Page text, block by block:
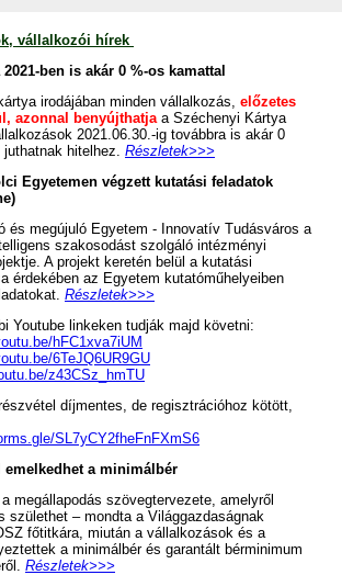
vállalkozói hírek
ben is akár 0 %-os kamattal
irodájában minden vállalkozás, előzetes
azonnal benyújthatja a Széchenyi Kártya
2021.06.30.-ig továbbra is akár 0
hitelhez. Részletek>>>
Egyetemen végzett kutatási feladatok
és megújuló Egyetem - Innovatív Tudásváros a
szakosodást szolgáló intézményi
A projekt keretén belül a kutatási
érdekében az Egyetem kutatóműhelyeiben
Részletek>>>
Youtube linkeken tudják majd követni:
hFC1xva7iUM
6TeJQ6UR9GU
z43CSz_hmTU
díjmentes, de regisztrációhoz kötött,
SL7yCY2fheFnFXmS6
emelkedhet a minimálbér
megállapodás szövegtervezete, amelyről
születhet – mondta a Világgazdaságnak
főtitkára, miután a vállalkozások és a
a minimálbér és garantált bérminimum
Részletek>>>